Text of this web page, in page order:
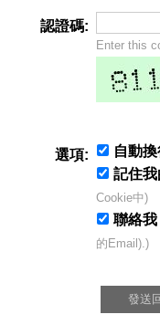
認證碼:
Enter this
選項: 自動
記住
Cookie中)
聯絡我
的Email).)